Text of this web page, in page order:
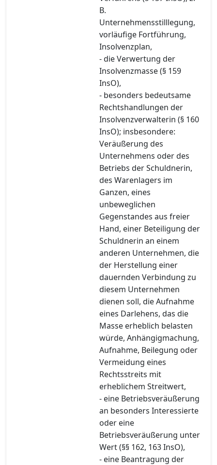
B.
Unternehmensstilllegung,
vorläufige Fortführung,
Insolvenzplan,
- die Verwertung der
Insolvenzmasse (§ 159
InsO),
- besonders bedeutsame
Rechtshandlungen der
Insolvenzverwalterin (§ 160
InsO); insbesondere:
Veräußerung des
Unternehmens oder des
Betriebs der Schuldnerin,
des Warenlagers im
Ganzen, eines
unbeweglichen
Gegenstandes aus freier
Hand, einer Beteiligung der
Schuldnerin an einem
anderen Unternehmen, die
der Herstellung einer
dauernden Verbindung zu
diesem Unternehmen
dienen soll, die Aufnahme
eines Darlehens, das die
Masse erheblich belasten
würde, Anhängigmachung,
Aufnahme, Beilegung oder
Vermeidung eines
Rechtsstreits mit
erheblichem Streitwert,
- eine Betriebsveräußerung
an besonders Interessierte
oder eine
Betriebsveräußerung unter
Wert (§§ 162, 163 InsO),
- eine Beantragung der